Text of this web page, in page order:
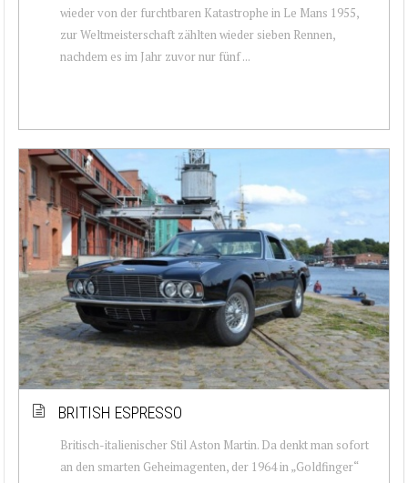
wieder von der furchtbaren Katastrophe in Le Mans 1955,
zur Weltmeisterschaft zählten wieder sieben Rennen,
nachdem es im Jahr zuvor nur fünf ...
BRITISH ESPRESSO
Britisch-italienischer Stil Aston Martin. Da denkt man sofort
an den smarten Geheimagenten, der 1964 in „Goldfinger“